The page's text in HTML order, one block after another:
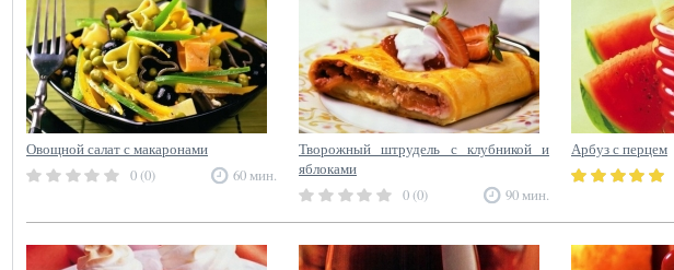
Овощной салат с макаронами
0 (0)
60 мин.
Творожный штрудель с клубникой и
яблоками
0 (0)
90 мин.
Арбуз с перцем